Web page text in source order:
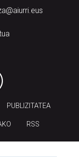
PUBLIZITATEA
RSS